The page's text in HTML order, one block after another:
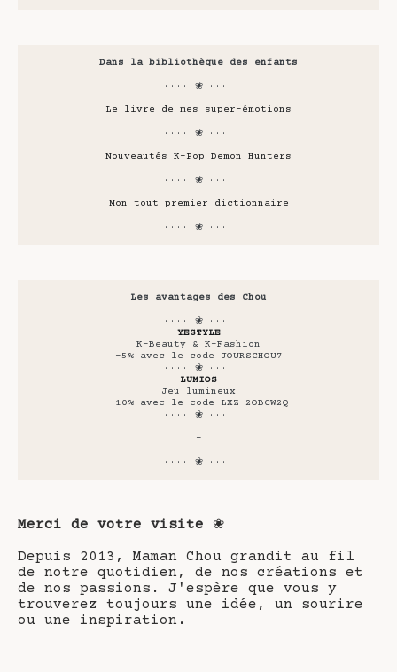
Dans la bibliothèque des enfants
···· ❀ ····
Le livre de mes super-émotions
···· ❀ ····
Nouveautés K-Pop Demon Hunters
···· ❀ ····
Mon tout premier dictionnaire
···· ❀ ····
Les avantages des Chou
···· ❀ ····
YESTYLE
K-Beauty & K-Fashion
-5% avec le code JOURSCHOU7
···· ❀ ····
LUMIOS
Jeu lumineux
-10% avec le code LXZ-2OBCW2Q
···· ❀ ····
-
···· ❀ ····
Merci de votre visite ❀
Depuis 2013, Maman Chou grandit au fil
de notre quotidien, de nos créations et
de nos passions. J'espère que vous y
trouverez toujours une idée, un sourire
ou une inspiration.